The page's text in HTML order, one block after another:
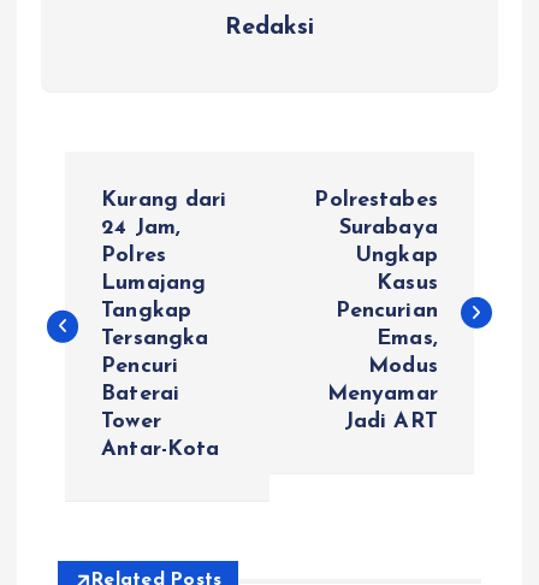
Redaksi
v
i
Kurang dari
24 Jam,
Polres
Lumajang
Tangkap
Tersangka
Pencuri
Baterai
Tower
Antar-Kota
Polrestabes
Surabaya
Ungkap
Kasus
Pencurian
Emas,
Modus
Menyamar
Jadi ART
Related Posts